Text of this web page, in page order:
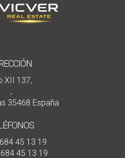
XII 137,
,
35468 España
45 13 19
45 13 19